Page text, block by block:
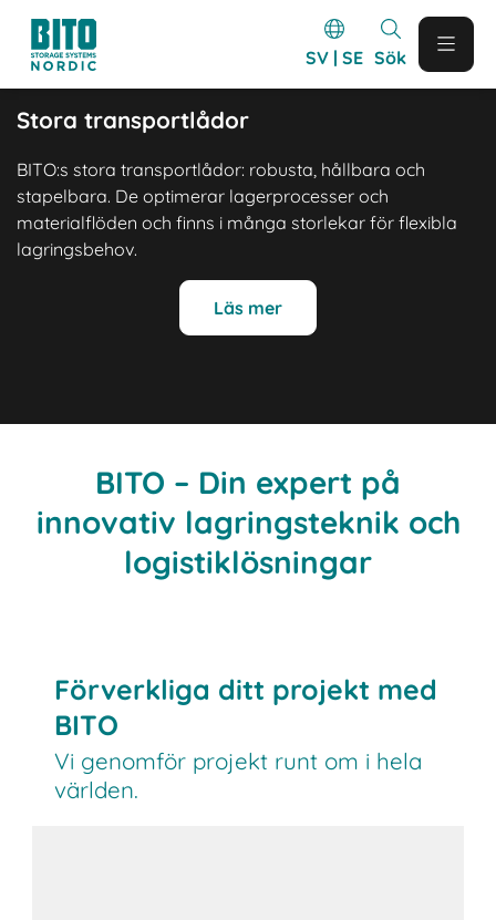
SV | SE Sök
BITO – Din expert på
innovativ lagringsteknik och
logistiklösningar
Stora transportlådor
BITO:s stora transportlådor: robusta, hållbara och
stapelbara. De optimerar lagerprocesser och
materialflöden och finns i många storlekar för flexibla
lagringsbehov.
Läs mer
Förverkliga ditt projekt med
BITO
Vi genomför projekt runt om i hela
världen.